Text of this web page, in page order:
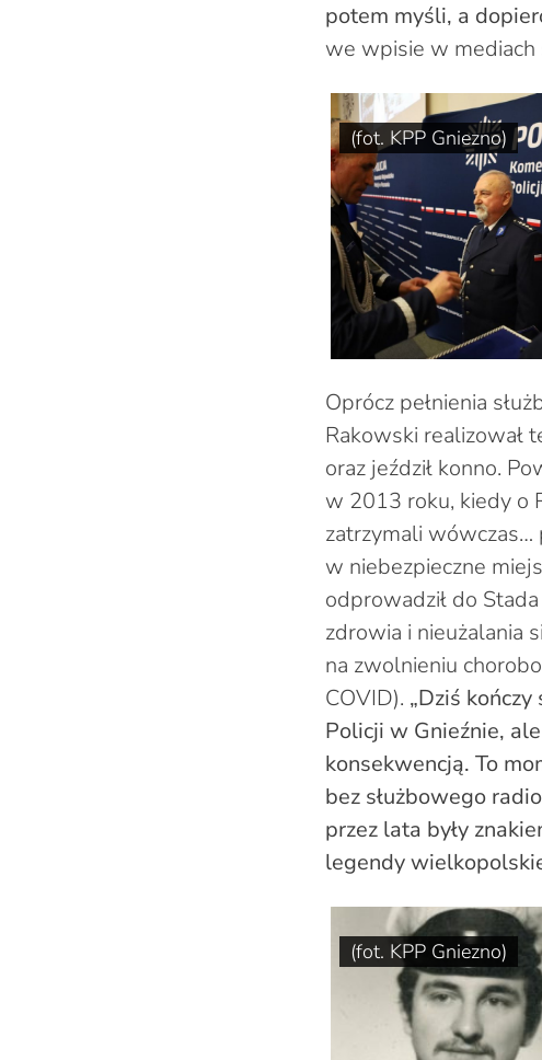
potem myśli, a
we wpisie w mediach
(fot. KPP Gniezno)
Oprócz pełnienia
Rakowski realizował
oraz jeździł konno.
w 2013 roku, kiedy o
zatrzymali wówczas…
w niebezpieczne
odprowadził do
zdrowia i nieużalania
na zwolnieniu
COVID). „Dziś
Policji w Gnieźnie,
konsekwencją. To
bez służbowego
przez lata były
legendy
(fot. KPP Gniezno)